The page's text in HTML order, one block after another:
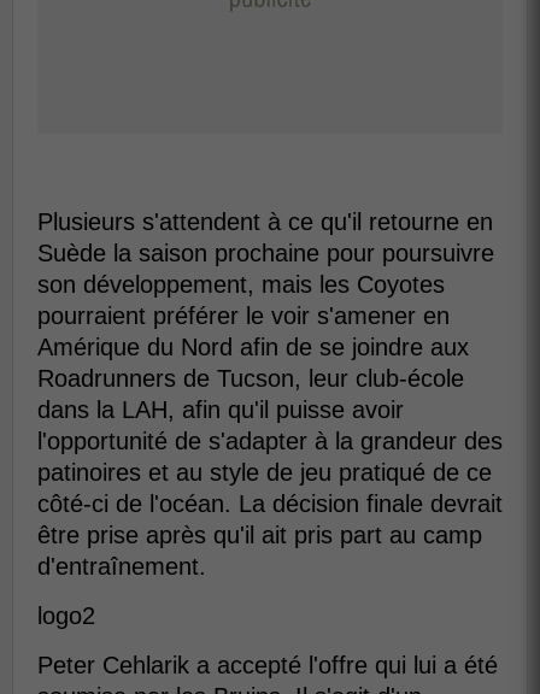
Plusieurs s'attendent à ce qu'il retourne en
Suède la saison prochaine pour poursuivre
son développement, mais les Coyotes
pourraient préférer le voir s'amener en
Amérique du Nord afin de se joindre aux
Roadrunners de Tucson, leur club-école
dans la LAH, afin qu'il puisse avoir
l'opportunité de s'adapter à la grandeur des
patinoires et au style de jeu pratiqué de ce
côté-ci de l'océan. La décision finale devrait
être prise après qu'il ait pris part au camp
d'entraînement.
logo2
Peter Cehlarik a accepté l'offre qui lui a été